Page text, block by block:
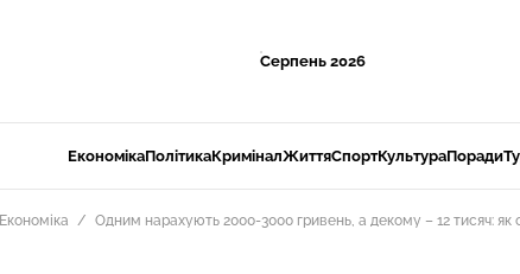
Серпень 2026
ЕкономікаПолітикаКриміналЖиттяСпортКультураПоради
Економіка Одним нарахують 2000-3000 гривень, а декому – 12 тисяч: як